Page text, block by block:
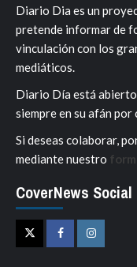
Diario Dia es un
pretende informar de
vinculación con los
mediáticos.
Diario Día está
siempre en su afán
Si deseas colaborar,
mediante nuestro
CoverNews Social
TwitterFacebookInstagram